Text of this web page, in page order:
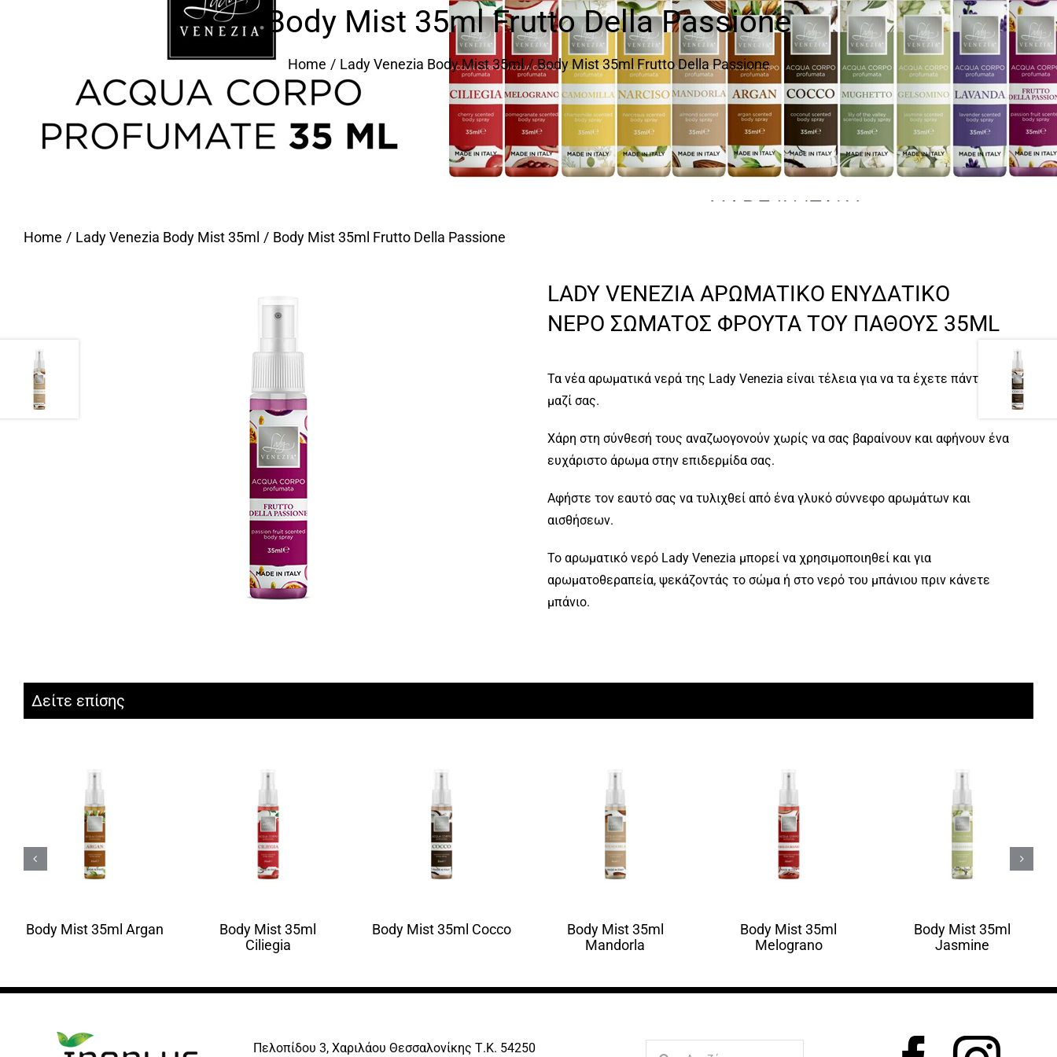
Body Mist 35ml Frutto Della Passione
Home Lady Venezia Body Mist 35ml Body Mist 35ml Frutto Della Passione
Home Lady Venezia Body Mist 35ml Body Mist 35ml Frutto Della Passione
LADY VENEZIA ΑΡΩΜΑΤΙΚΟ ΕΝΥΔΑΤΙΚΟ
ΝΕΡΟ ΣΩΜΑΤΟΣ ΦΡΟΥΤΑ ΤΟΥ ΠΑΘΟΥΣ 35ML
Τα νέα αρωματικά νερά της Lady Venezia είναι τέλεια για να τα έχετε πάντα
μαζί σας.
Χάρη στη σύνθεσή τους αναζωογονούν χωρίς να σας βαραίνουν και αφήνουν ένα
ευχάριστο άρωμα στην επιδερμίδα σας.
Αφήστε τον εαυτό σας να τυλιχθεί από ένα γλυκό σύννεφο αρωμάτων και
αισθήσεων.
Το αρωματικό νερό Lady Venezia μπορεί να χρησιμοποιηθεί και για
αρωματοθεραπεία, ψεκάζοντάς το σώμα ή στο νερό του μπάνιου πριν κάνετε
μπάνιο.
Δείτε επίσης
Body Mist 35ml Argan
Body Mist 35ml
Ciliegia
Body Mist 35ml Cocco
Body Mist 35ml
Mandorla
Body Mist 35ml
Melograno
Body Mist 35ml
Jasmine
Πελοπίδου 3, Χαριλάου Θεσσαλονίκης Τ.Κ. 54250